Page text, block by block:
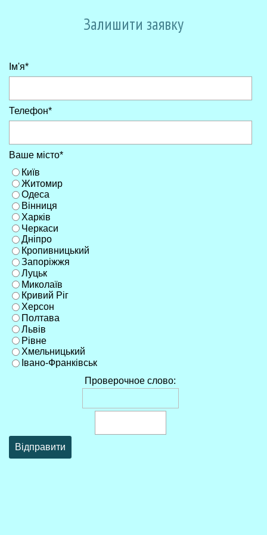
Залишити заявку
Ім'я*
Телефон*
Ваше місто*
Київ
Житомир
Одеса
Вінниця
Харків
Черкаси
Дніпро
Кропивницький
Запоріжжя
Луцьк
Миколаїв
Кривий Ріг
Херсон
Полтава
Львів
Рівне
Хмельницький
Івано-Франківськ
Проверочное слово: